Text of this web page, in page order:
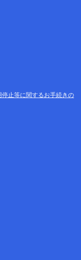
止等に関するお手続きの